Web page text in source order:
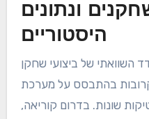
ונתונים
היסטוריים
השוואתי של ביצועי שחקן
בהתבסס על מערכת
שונות. בדרום קוריאה,